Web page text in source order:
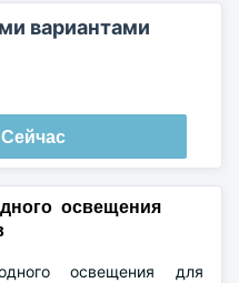
вариантами
освещения
освещения для